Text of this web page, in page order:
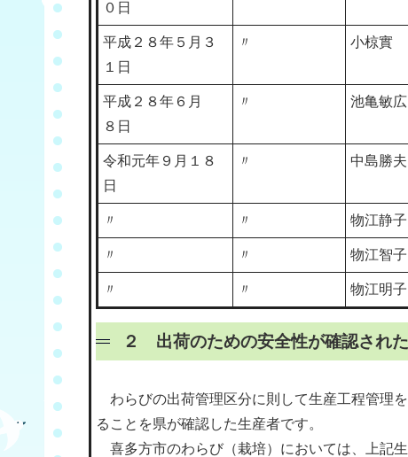
０日
平成２８年５月３
１日
〃 小椋實
平成２８年６月
８日
〃 池亀敏広
令和元年９月１８
日
〃 中島勝夫
〃 〃 物江静子
〃 〃 物江智子
〃 〃 物江明子
２ 出荷のための安全性が確認され
わらびの出荷管理区分に則して生産工程管理
ることを県が確認した生産者です。
喜多方市のわらび（栽培）においては、上記